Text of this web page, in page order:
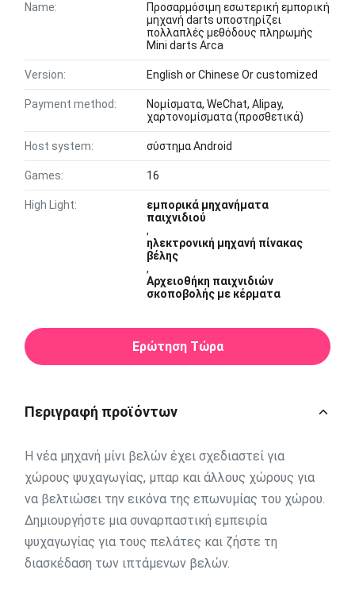
Name:
Προσαρμόσιμη εσωτερική εμπορική
μηχανή darts υποστηρίζει
πολλαπλές μεθόδους πληρωμής
Mini darts Arca
Version: English or Chinese Or customized
Payment method:
Νομίσματα, WeChat, Alipay,
χαρτονομίσματα (προσθετικά)
Host system: σύστημα Android
Games: 16
High Light:
εμπορικά μηχανήματα
παιχνιδιού
,
ηλεκτρονική μηχανή πίνακας
βέλης
,
Αρχειοθήκη παιχνιδιών
σκοποβολής με κέρματα
Ερώτηση Τώρα
Περιγραφή προϊόντων
Η νέα μηχανή μίνι βελών έχει σχεδιαστεί για
χώρους ψυχαγωγίας, μπαρ και άλλους χώρους για
να βελτιώσει την εικόνα της επωνυμίας του χώρου.
Δημιουργήστε μια συναρπαστική εμπειρία
ψυχαγωγίας για τους πελάτες και ζήστε τη
διασκέδαση των ιπτάμενων βελών.